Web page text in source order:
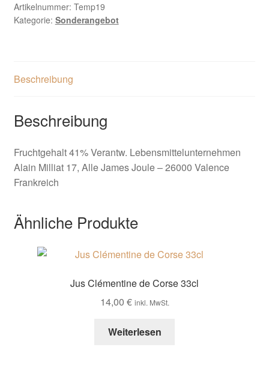
Artikelnummer: Temp19
Kategorie: Sonderangebot
Beschreibung
Beschreibung
Fruchtgehalt 41% Verantw. Lebensmittelunternehmen
Alain Milliat 17, Alle James Joule – 26000 Valence
Frankreich
Ähnliche Produkte
Jus Clémentine de Corse 33cl
14,00 € inkl. MwSt.
Weiterlesen